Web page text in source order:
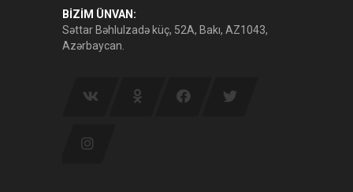
BİZİM ÜNVAN:
Səttar Bəhlulzadə küç, 52A, Bakı, AZ1043,
Azərbaycan.